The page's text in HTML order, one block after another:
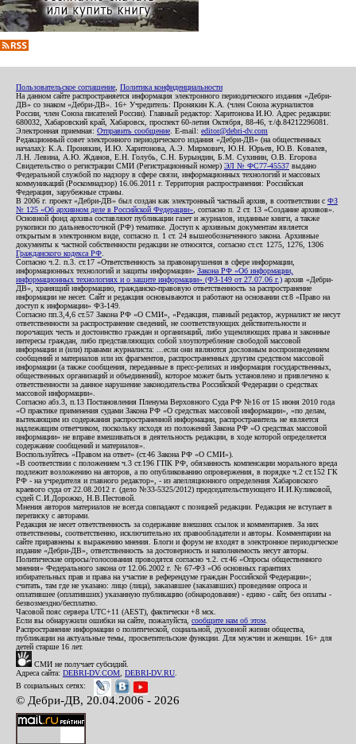
Пользовательское соглашение Политика конфиденциальности
На данном сайте распространяется информация электронного периодического издания «Дебри-
ДВ» со знаком «Дебри-ДВ». 16+ Учредитель: Пронякин К.А. (член Союза журналистов
России, член Союза писателей России). Главный редактор: Харитонова И.Ю. Адрес редакции:
680032, Хабаровский край, Хабаровск, проспект 60-летия Октября, 88-46, т./ф.84212296081.
Электронная приемная: Отправить сообщение . E-mail: editor@debri-dv.com
Редакционный совет электронного периодического издания «Дебри-ДВ» (на общественных
началах): К.А. Пронякин, И.Ю. Харитонова, А.Э. Мирмович, Ю.Н. Юрьев, Ю.В. Ковалев,
Л.Н. Левина, А.Ю. Жданов, Е.Н. Голубь, С.Н. Бурындин, Б.М. Сухинин, О.В. Егорова
Свидетельство о регистрации СМИ (Регистрационный номер) ЭЛ № ФС77-45537 выдано
Федеральной службой по надзору в сфере связи, информационных технологий и массовых
коммуникаций (Роскомнадзор) 16.06.2011 г. Территория распространения: Российская
Федерация, зарубежные страны.
В 2006 г. проект «Дебри-ДВ» был создан как электронный частный архив, в соответствии с ФЗ
№ 125 «Об архивном деле в Российской Федерации» , согласно п. 2 ст. 13 «Создание архивов».
Основной фонд архива составляют публикации газет и журналов, изданные книги, а также
рукописи по дальневосточной (РФ) тематике. Доступ к архивным документам является
открытым в электронном виде, согласно п. 1 ст. 24 вышеобозначенного закона. Архивные
документы к частной собственности редакции не относятся, согласно ст.ст. 1275, 1276, 1306
Гражданского кодекса РФ
Согласно ч.2. п.3. ст.17 «Ответственность за правонарушения в сфере информации,
информационных технологий и защиты информации» Закона РФ «Об информации,
информационных технологиях и о защите информации» (ФЗ-149 от 27.07.06 г.) архив «Дебри-
ДВ», хранящий информацию, гражданско-правовую ответственность за распространение
информации не несет. Сайт и редакция основываются и работают на основании ст.8 «Право на
доступ к информации» ФЗ-149.
Согласно пп.3,4,6 ст.57 Закона РФ «О СМИ», «Редакция, главный редактор, журналист не несут
ответственности за распространение сведений, не соответствующих действительности и
порочащих честь и достоинство граждан и организаций, либо ущемляющих права и законные
интересы граждан, либо представляющих собой злоупотребление свободой массовой
информации и (или) правами журналиста: ...если они являются дословным воспроизведением
сообщений и материалов или их фрагментов, распространенных другим средством массовой
информации (а также сообщения, переданные в пресс-релизах и информация государственных,
общественных организаций и объединений), которое может быть установлено и привлечено к
ответственности за данное нарушение законодательства Российской Федерации о средствах
массовой информации».
Согласно абз.3, п.13 Постановления Пленума Верховного Суда РФ №16 от 15 июня 2010 года
«О практике применения судами Закона РФ «О средствах массовой информации», «по делам,
вытекающим из содержания распространенной информации, распространитель не является
надлежащим ответчиком, поскольку исходя из положений Закона РФ «О средствах массовой
информации» не вправе вмешиваться в деятельность редакции, в ходе которой определяется
содержание сообщений и материалов».
Воспользуйтесь «Правом на ответ» (ст.46 Закона РФ «О СМИ»).
«В соответствии с положением ч.3 ст.196 ГПК РФ, обязанность компенсации морального вреда
подлежит возложению на авторов, а по опубликованию опровержения, в порядке ч.2 ст.152 ГК
РФ - на учредителя и главного редактор», - из апелляционного определения Хабаровского
краевого суда от 22.08.2012 г. (дело №33-5325/2012) председательствующего И.И.Куликовой,
судей С.И.Дорожко, Н.В.Пестовой.
Мнения авторов материалов не всегда совпадают с позицией редакции. Редакция не вступает в
переписку с авторами.
Редакция не несет ответственность за содержание внешних ссылок и комментариев. За них
ответственны, соответственно, исключительно их правообладатели и авторы. Комментарии на
сайте приравнены к выражению мнения. Блоги и форум не входят в электронное периодическое
издание «Дебри-ДВ», ответственность за достоверность и наполняемость несут авторы.
Политические опросы/голосования проводятся согласно ч.2. ст.46 «Опросы общественного
мнения» Федерального закона от 12.06.2002 г. № 67-ФЗ «Об основных гарантиях
избирательных прав и права на участие в референдуме граждан Российской Федерации»;
считать, там где не указано: лицо (лица), заказавшее (заказавших) проведение опроса и
оплатившее (оплативших) указанную публикацию (обнародование) - едино - сайт, без оплаты -
безвозмездно/бесплатно.
Часовой пояс сервера UTC+11 (AEST), фактически +8 мск.
Если вы обнаружили ошибки на сайте, пожалуйста, сообщите нам об этом
Распространение информации о политической, социальной, духовной жизни общества,
публикации на актуальные темы, просветительские функции. Для мужчин и женщин. 16+ для
детей старше 16 лет.
СМИ не получает субсидий.
Адреса сайта: DEBRI-DV.COM DEBRI-DV.RU
В социальных сетях:
© Дебри-ДВ, 20.04.2006 - 2026